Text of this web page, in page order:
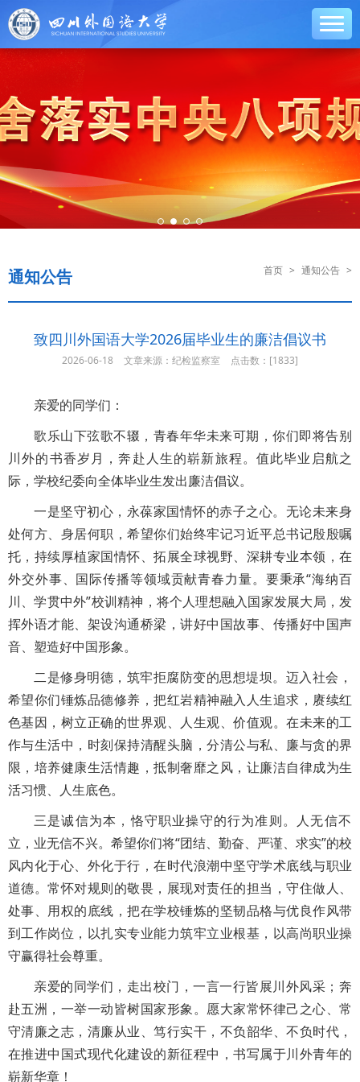
通知公告 首页 > 通知公告 >
致四川外国语大学2026届毕业生的廉洁倡议书
2026-06-18 文章来源：纪检监察室 点击数：[1833]
亲爱的同学们：
歌乐山下弦歌不辍，青春年华未来可期，你们即将告别
川外的书香岁月，奔赴人生的崭新旅程。值此毕业启航之
际，学校纪委向全体毕业生发出廉洁倡议。
一是坚守初心，永葆家国情怀的赤子之心。无论未来身
处何方、身居何职，希望你们始终牢记习近平总书记殷殷嘱
托，持续厚植家国情怀、拓展全球视野、深耕专业本领，在
外交外事、国际传播等领域贡献青春力量。要秉承“海纳百
川、学贯中外”校训精神，将个人理想融入国家发展大局，发
挥外语才能、架设沟通桥梁，讲好中国故事、传播好中国声
音、塑造好中国形象。
二是修身明德，筑牢拒腐防变的思想堤坝。迈入社会，
希望你们锤炼品德修养，把红岩精神融入人生追求，赓续红
色基因，树立正确的世界观、人生观、价值观。在未来的工
作与生活中，时刻保持清醒头脑，分清公与私、廉与贪的界
限，培养健康生活情趣，抵制奢靡之风，让廉洁自律成为生
活习惯、人生底色。
三是诚信为本，恪守职业操守的行为准则。人无信不
立，业无信不兴。希望你们将“团结、勤奋、严谨、求实”的校
风内化于心、外化于行，在时代浪潮中坚守学术底线与职业
道德。常怀对规则的敬畏，展现对责任的担当，守住做人、
处事、用权的底线，把在学校锤炼的坚韧品格与优良作风带
到工作岗位，以扎实专业能力筑牢立业根基，以高尚职业操
守赢得社会尊重。
亲爱的同学们，走出校门，一言一行皆展川外风采；奔
赴五洲，一举一动皆树国家形象。愿大家常怀律己之心、常
守清廉之志，清廉从业、笃行实干，不负韶华、不负时代，
在推进中国式现代化建设的新征程中，书写属于川外青年的
崭新华章！